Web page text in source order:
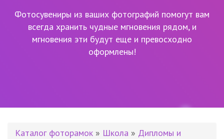
Фотосувениры из ваших фотографий помогут вам
всегда хранить чудные мгновения рядом, и
мгновения эти будут еще и превосходно
оформлены!
Каталог фоторамок » Школа » Дипломы и